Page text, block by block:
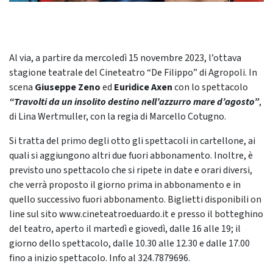
Al via, a partire da mercoledì 15 novembre 2023, l’ottava
stagione teatrale del Cineteatro “De Filippo” di Agropoli. In
scena Giuseppe Zenoed Euridice Axencon lo spettacolo
“Travolti da un insolito destino nell’azzurro mare d’agosto”,
di Lina Wertmuller, con la regia di Marcello Cotugno.
Si tratta del primo degli otto gli spettacoli in cartellone, ai
quali si aggiungono altri due fuori abbonamento. Inoltre, è
previsto uno spettacolo che si ripete in date e orari diversi,
che verrà proposto il giorno prima in abbonamento e in
quello successivo fuori abbonamento. Biglietti disponibili on
line sul sito www.cineteatroeduardo.it e presso il botteghino
del teatro, aperto il martedì e giovedì, dalle 16 alle 19; il
giorno dello spettacolo, dalle 10.30 alle 12.30 e dalle 17.00
fino a inizio spettacolo. Info al 324.7879696.